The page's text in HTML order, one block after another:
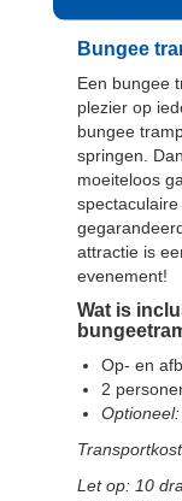
Bungee
Een bungee
plezier op
bungee
springen.
moeiteloos
attractie is
evenement!
Wat is
Op- en
2
Let op: 10